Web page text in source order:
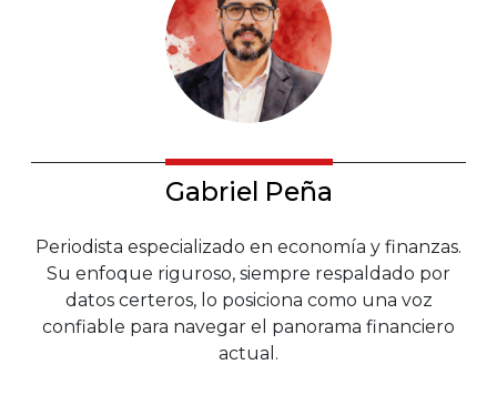
Gabriel Peña
Periodista especializado en economía y finanzas.
Su enfoque riguroso, siempre respaldado por
datos certeros, lo posiciona como una voz
confiable para navegar el panorama financiero
actual.